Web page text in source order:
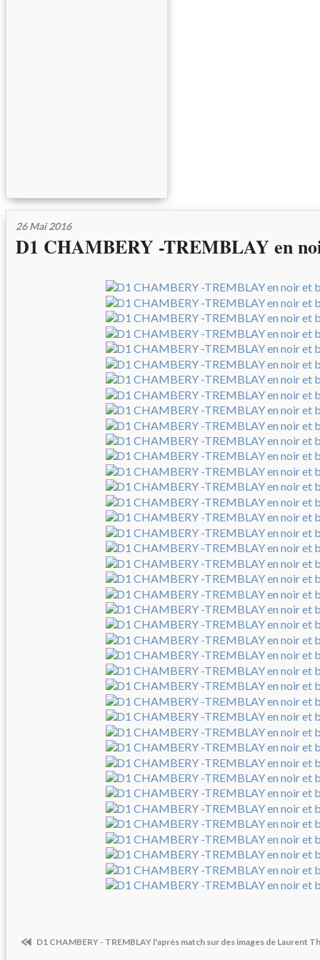
26 Mai 2016
D1 CHAMBERY -TREMBLAY en
D1 CHAMBERY - TREMBLAY l'après match sur des images de Laurent